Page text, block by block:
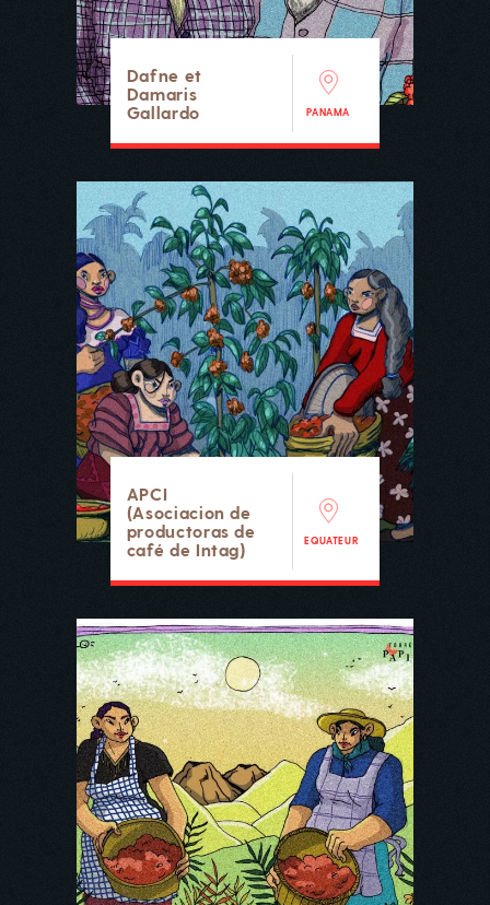
Dafne et
Damaris
Gallardo
PANAMA
APCI
(Asociacion de
productoras de
café de Intag)
EQUATEUR